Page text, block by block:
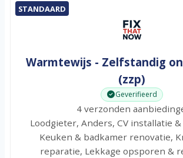
STANDAARD
Warmtewijs - Zelfstandig
(zzp)
Geverifieerd
4 verzonden
Loodgieter, Anders, CV installatie
Keuken & badkamer renovatie,
reparatie, Lekkage opsporen &